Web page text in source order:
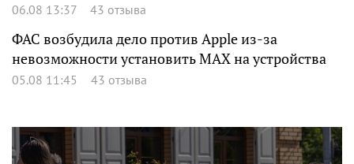
06.08 13:37 43 отзыва
ФАС возбудила дело против Apple из-за
невозможности установить MAX на устройства
05.08 11:45 43 отзыва